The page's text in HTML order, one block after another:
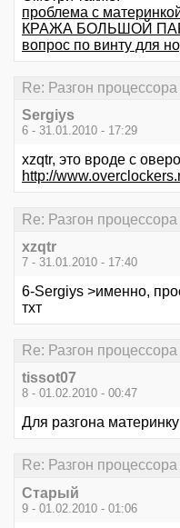
проблема с
КРАЖА БОЛЬШОЙ
вопрос по винту для
Re: Разгон процессора
Sergiys
6 - 31.01.2010 - 17:29
xzqtr, это вроде с
http://
Re: Разгон процессора
xzqtr
7 - 31.01.2010 - 17:40
6-Sergiys >именно,
тхт
Re: Разгон процессора
tissot07
8 - 01.02.2010 - 00:47
Для разгона
Re: Разгон процессора
Старый
9 - 01.02.2010 - 01:06